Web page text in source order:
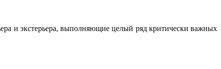
и экстерьера, выполняющие целый ряд критически важных